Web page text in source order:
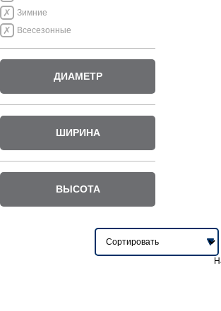
Зимние
Всесезонные
ДИАМЕТР
ШИРИНА
ВЫСОТА